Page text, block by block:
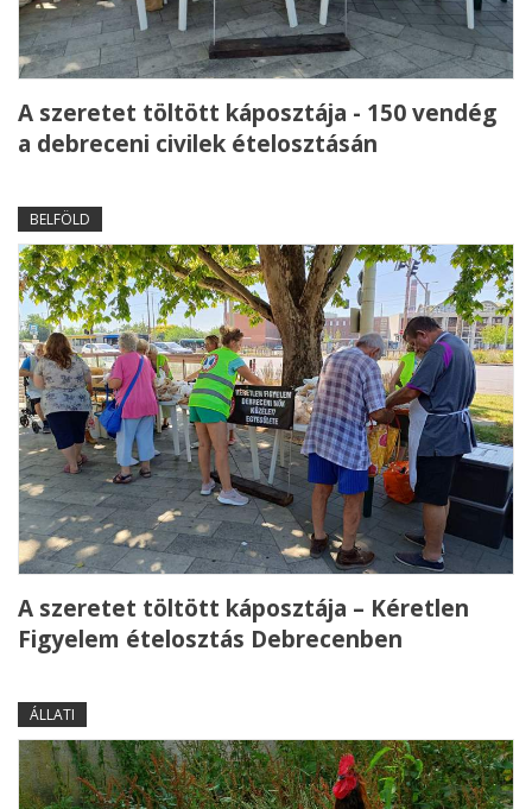
A szeretet töltött káposztája - 150 vendég
a debreceni civilek ételosztásán
BELFÖLD
A szeretet töltött káposztája – Kéretlen
Figyelem ételosztás Debrecenben
ÁLLATI